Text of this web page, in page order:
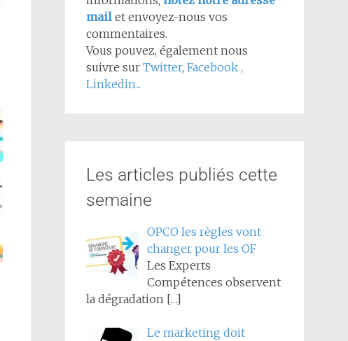
mail et envoyez-nous vos
commentaires.
Vous pouvez, également nous
suivre sur Twitter, Facebook ,
Linkedin...
Les articles publiés cette
semaine
OPCO les règles vont
changer pour les OF
Les Experts
Compétences observent
la dégradation […]
Le marketing doit